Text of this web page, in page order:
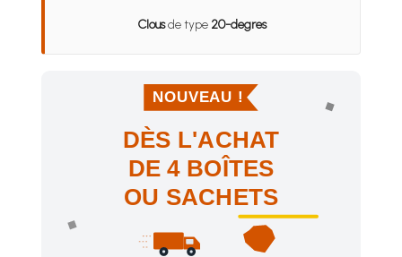
Clousde type 20-degres
NOUVEAU !
DÈS L'ACHAT
DE 4 BOÎTES
OU SACHETS